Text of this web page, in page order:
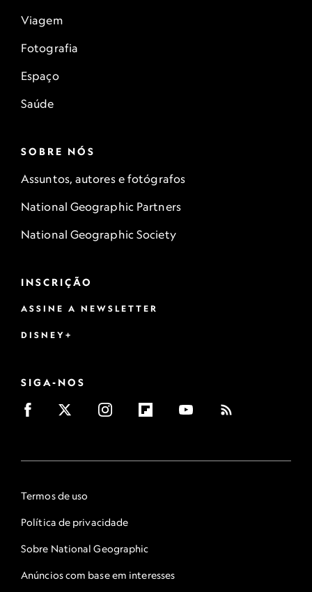
Viagem
Fotografia
Espaço
Saúde
SOBRE NÓS
Assuntos, autores e fotógrafos
National Geographic Partners
National Geographic Society
INSCRIÇÃO
ASSINE A NEWSLETTER
DISNEY+
SIGA-NOS
Termos de uso
Política de privacidade
Sobre National Geographic
Anúncios com base em interesses